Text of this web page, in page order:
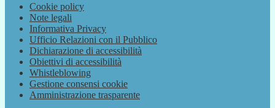
Cookie policy
Note legali
Informativa Privacy
Ufficio Relazioni con il Pubblico
Dichiarazione di accessibilità
Obiettivi di accessibilità
Whistleblowing
Gestione consensi cookie
Amministrazione trasparente